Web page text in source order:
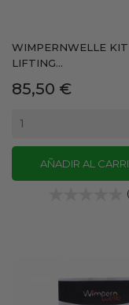
WIMPERNWELLE KIT
LIFTING...
Precio
85,50 €
AÑADIR AL